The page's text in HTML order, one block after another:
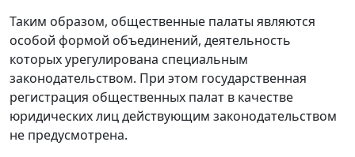
Таким образом, общественные палаты являются
особой формой объединений, деятельность
которых урегулирована специальным
законодательством. При этом государственная
регистрация общественных палат в качестве
юридических лиц действующим законодательством
не предусмотрена.